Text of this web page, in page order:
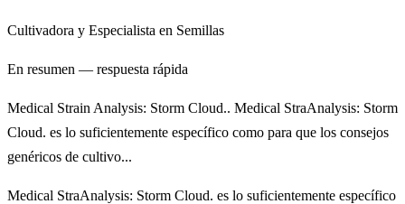
Cultivadora y Especialista en Semillas
En resumen — respuesta rápida
Medical Strain Analysis: Storm Cloud.. Medical StraAnalysis: Storm
Cloud. es lo suficientemente específico como para que los consejos
genéricos de cultivo...
Medical StraAnalysis: Storm Cloud. es lo suficientemente específico